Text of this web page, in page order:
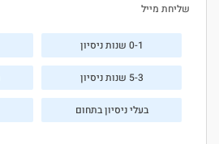
שליחת מייל
0-1 שנות ניסיון
5-3 שנות ניסיון
בעלי ניסיון בתחום